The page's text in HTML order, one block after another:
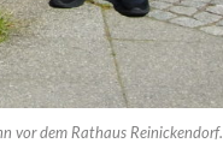
vor dem Rathaus Reinickendorf.